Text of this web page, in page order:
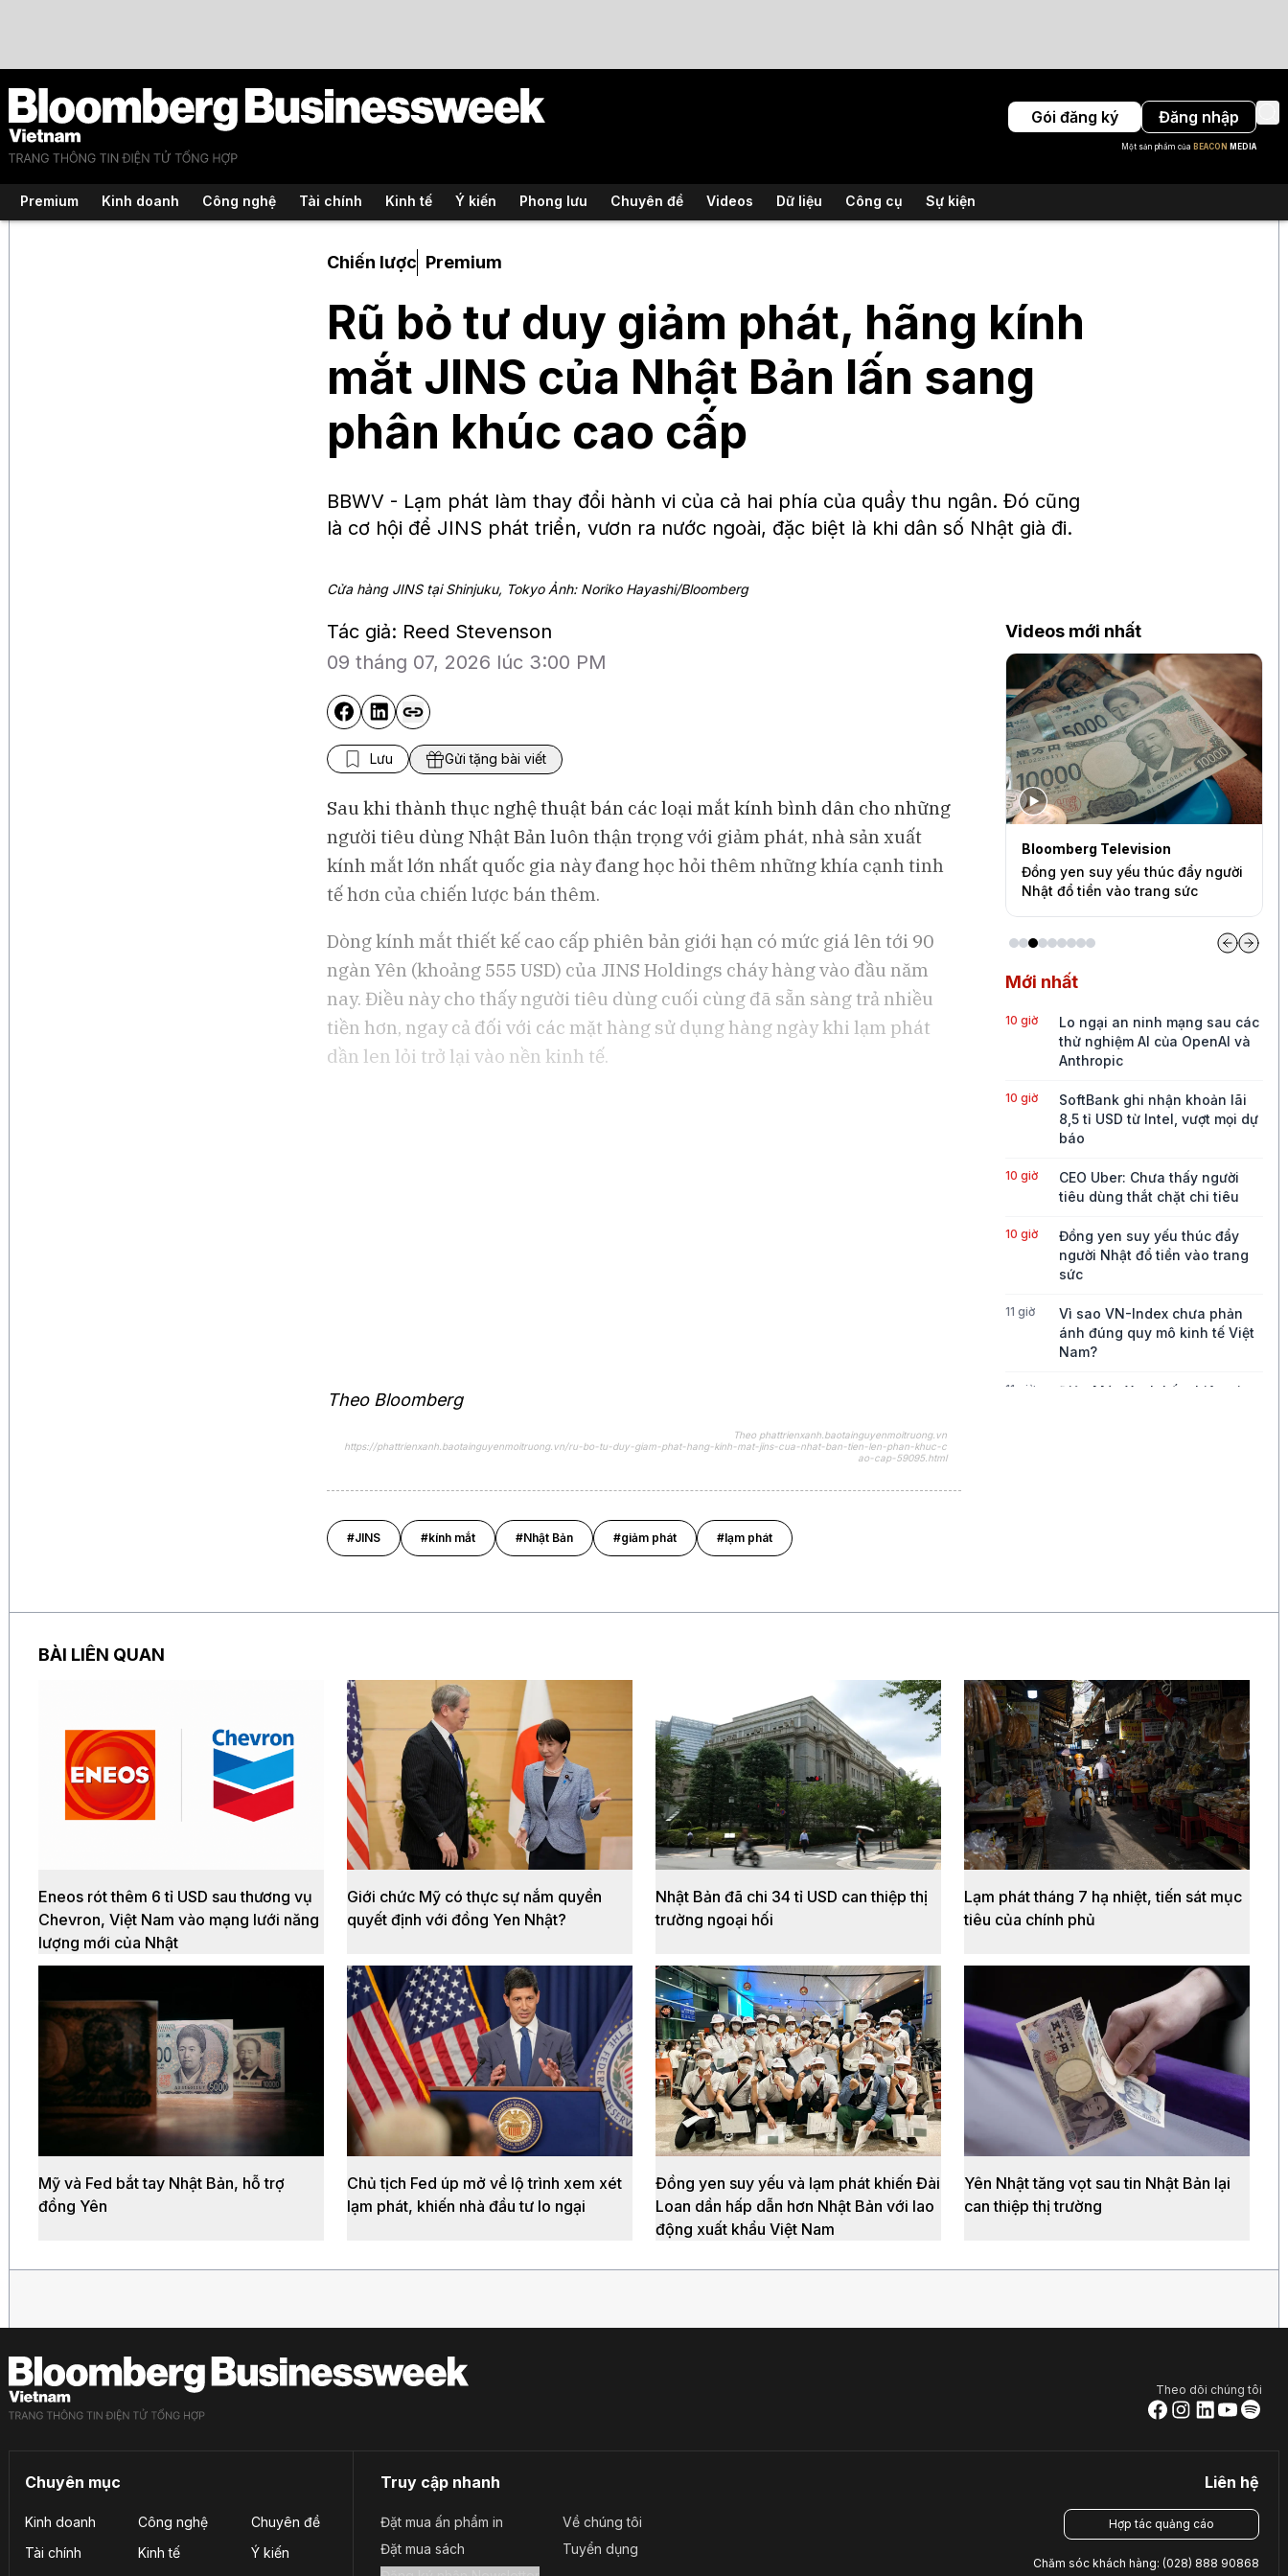
Gói đăng ký Đăng nhập
Một sản phẩm của BEACON MEDIA
Premium Kinh doanh Công nghệ Tài chính Kinh tế Ý kiến Phong lưu Chuyên đề Videos Dữ liệu Công cụ Sự kiện
Chiến lược Premium
Rũ bỏ tư duy giảm phát, hãng kính
mắt JINS của Nhật Bản lấn sang
phân khúc cao cấp
BBWV - Lạm phát làm thay đổi hành vi của cả hai phía của quầy thu ngân. Đó cũng
là cơ hội để JINS phát triển, vươn ra nước ngoài, đặc biệt là khi dân số Nhật già đi.
Cửa hàng JINS tại Shinjuku, Tokyo Ảnh: Noriko Hayashi/Bloomberg
Tác giả: Reed Stevenson
09 tháng 07, 2026 lúc 3:00 PM
Lưu Gửi tặng bài viết
Sau khi thành thục nghệ thuật bán các loại mắt kính bình dân cho những
người tiêu dùng Nhật Bản luôn thận trọng với giảm phát, nhà sản xuất
kính mắt lớn nhất quốc gia này đang học hỏi thêm những khía cạnh tinh
tế hơn của chiến lược bán thêm.
Dòng kính mắt thiết kế cao cấp phiên bản giới hạn có mức giá lên tới 90
ngàn Yên (khoảng 555 USD) của JINS Holdings cháy hàng vào đầu năm
nay. Điều này cho thấy người tiêu dùng cuối cùng đã sẵn sàng trả nhiều
tiền hơn, ngay cả đối với các mặt hàng sử dụng hàng ngày khi lạm phát
dần len lỏi trở lại vào nền kinh tế.
Videos mới nhất
Bloomberg Television
Lo ngại an ninh mạng sau các
thử nghiệm AI của OpenAI và
Bloomberg Television
CEO Uber: Chưa thấy người tiêu
dùng thắt chặt chi tiêu
Bloomberg Television
Đồng yen suy yếu thúc đẩy người
BAM Studios
Vì sao VN-Index chưa phản ánh
đúng quy mô kinh tế Việt Nam?
Mới nhất
10 giờ
Lo ngại an ninh mạng sau các
thử nghiệm AI của OpenAI và
Anthropic
10 giờ
SoftBank ghi nhận khoản lãi
8,5 tỉ USD từ Intel, vượt mọi dự
báo
10 giờ
CEO Uber: Chưa thấy người
tiêu dùng thắt chặt chi tiêu
10 giờ
Đồng yen suy yếu thúc đẩy
người Nhật đổ tiền vào trang
sức
11 giờ
Vì sao VN-Index chưa phản
ánh đúng quy mô kinh tế Việt
Nam?
11 giờ
Điện Máy Xanh kết phiên giao
15 giờ
Vàng SJC vượt 143 triệu
đồng/lượng sau khi giá thế
giới tăng mạnh nhất 6 tháng
qua
Theo Bloomberg
Theo phattrienxanh.baotainguyenmoitruong.vn
https://phattrienxanh.baotainguyenmoitruong.vn/ru-bo-tu-duy-giam-phat-hang-kinh-mat-jins-cua-nhat-ban-tien-len-phan-khuc-c
ao-cap-59095.html
#JINS #kính mắt #Nhật Bản #giảm phát #lạm phát
BÀI LIÊN QUAN
Eneos rót thêm 6 tỉ USD sau thương vụ
Chevron, Việt Nam vào mạng lưới năng
lượng mới của Nhật
Giới chức Mỹ có thực sự nắm quyền
quyết định với đồng Yen Nhật?
Nhật Bản đã chi 34 tỉ USD can thiệp thị
trường ngoại hối
Lạm phát tháng 7 hạ nhiệt, tiến sát mục
tiêu của chính phủ
Mỹ và Fed bắt tay Nhật Bản, hỗ trợ
đồng Yên
Chủ tịch Fed úp mở về lộ trình xem xét
lạm phát, khiến nhà đầu tư lo ngại
Đồng yen suy yếu và lạm phát khiến Đài
Loan dần hấp dẫn hơn Nhật Bản với lao
động xuất khẩu Việt Nam
Yên Nhật tăng vọt sau tin Nhật Bản lại
can thiệp thị trường
Theo dõi chúng tôi
Chuyên mục
Kinh doanh Công nghệ
Chuyên đề
Tài chính
Kinh tế
Ý kiến
Truy cập nhanh
Đặt mua ấn phẩm in
Đặt mua sách
Về chúng tôi
Tuyển dụng
Liên hệ
Hợp tác quảng cáo
Chăm sóc khách hàng: (028) 888 90868